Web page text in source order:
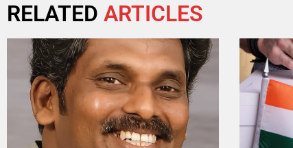
RELATED ARTICLES